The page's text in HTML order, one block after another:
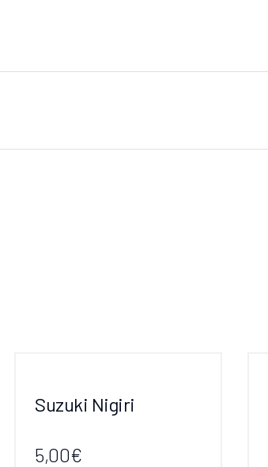
Suzuki Nigiri
5,00€